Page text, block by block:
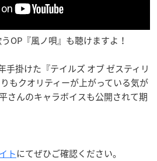
OP『風ノ唄』も聴けますよ！
手掛けた『テイルズ オブ ゼスティリ
もクオリティーが上がっている気が
さんのキャラボイスも公開されて期
トにてぜひご確認ください。